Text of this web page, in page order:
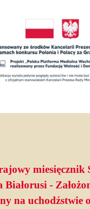
miesięcznik
Białorusi -
na uchodźstwie